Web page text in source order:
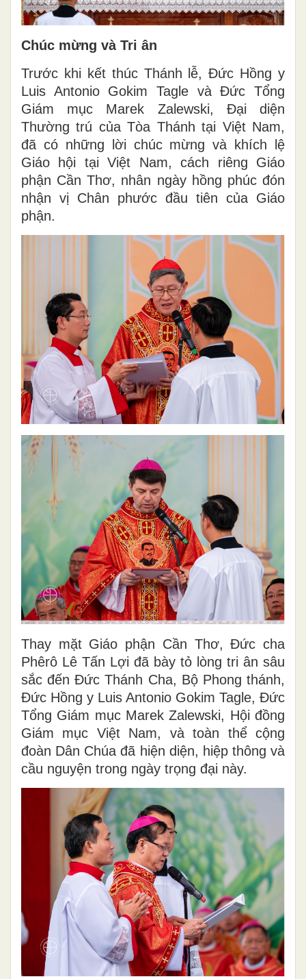
Chúc mừng và Tri ân
Trước khi kết thúc Thánh lễ, Đức Hồng y
Luis Antonio Gokim Tagle và Đức Tổng
Giám mục Marek Zalewski, Đại diện
Thường trú của Tòa Thánh tại Việt Nam,
đã có những lời chúc mừng và khích lệ
Giáo hội tại Việt Nam, cách riêng Giáo
phận Cần Thơ, nhân ngày hồng phúc đón
nhận vị Chân phước đầu tiên của Giáo
phận.
Thay mặt Giáo phận Cần Thơ, Đức cha
Phêrô Lê Tấn Lợi đã bày tỏ lòng tri ân sâu
sắc đến Đức Thánh Cha, Bộ Phong thánh,
Đức Hồng y Luis Antonio Gokim Tagle, Đức
Tổng Giám mục Marek Zalewski, Hội đồng
Giám mục Việt Nam, và toàn thể cộng
đoàn Dân Chúa đã hiện diện, hiệp thông và
cầu nguyện trong ngày trọng đại này.